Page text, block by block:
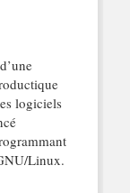
logiciels
Linux.